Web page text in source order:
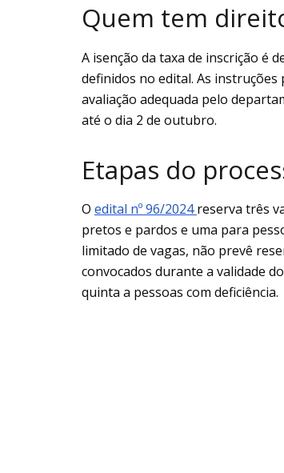
Quem tem
A isenção da taxa de inscrição é
definidos no edital. As
avaliação adequada pelo
até o dia 2 de outubro.
Etapas do
O edital nº 96/2024reserva três
pretos e pardos e uma para
limitado de vagas, não prevê
convocados durante a validade
quinta a pessoas com deficiência.